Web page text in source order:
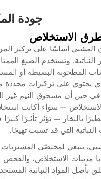
جودة
وطرق الاستخلاص
العشبي أساسًا على تركيز
وتستخدم الصيغ
المطحونة البسيطة أو
على تركيزات محددة من
في حين أن مسحوق النيم غير
— سواء أكانت
بالبخار — تؤثر تأثيرًا
التي قد تسبب تهيجًا.
ينبغي لمختصّي
بقايا مذيبات الاستخلاص،
بأصل المواد النباتية